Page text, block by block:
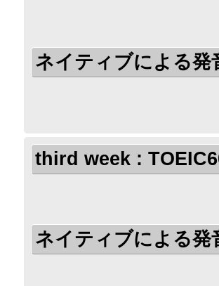
ネイティブによる発
third week :
ネイティブによる発